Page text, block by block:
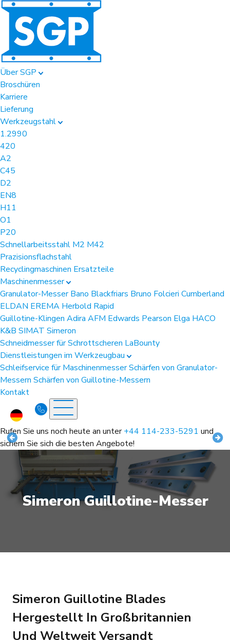
Über SGP
Broschüren
Karriere
Lieferung
Werkzeugstahl
1.2990
420
A2
C45
D2
EN8
H11
O1
P20
Schnellarbeitsstahl M2 M42
Prazisionsflachstahl
Recyclingmaschinen Ersatzteile
Maschinenmesser
Granulator-MesserBano Blackfriars Bruno Folcieri Cumberland
ELDAN EREMA Herbold Rapid
Guillotine-Klingen Adira AFM Edwards Pearson Elga HACO
K&B SIMAT Simeron
Schneidmesser für Schrottscheren LaBounty
Dienstleistungen im Werkzeugbau
Schleifservice für MaschinenmesserSchärfen von Granulator-
Messern Schärfen von Guillotine-Messern
Kontakt
Rufen Sie uns noch heute an unter+44 114-233-5291 und
sichern Sie sich die besten Angebote!
Simeron Guillotine-Messer
Simeron Guillotine Blades
Hergestellt In Großbritannien
Und Weltweit Versandt